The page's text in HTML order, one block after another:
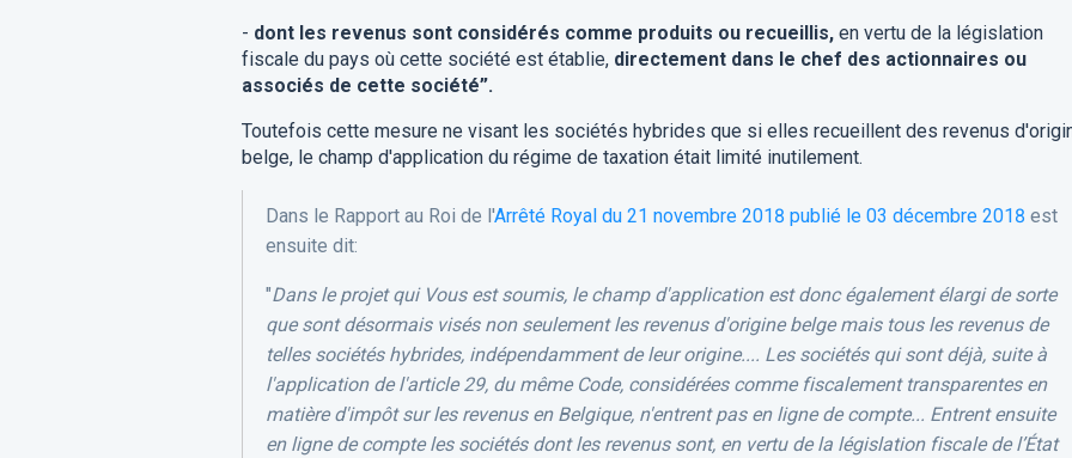
- dont les revenus sont considérés comme produits ou recueillis, en vertu de la législation
fiscale du pays où cette société est établie, directement dans le chef des actionnaires ou
associés de cette société”.
Toutefois cette mesure ne visant les sociétés hybrides que si elles recueillent des revenus
belge, le champ d'application du régime de taxation était limité inutilement.
Dans le Rapport au Roi de l'Arrêté Royal du 21 novembre 2018 publié le 03 décembre 2018 est
ensuite dit:
"Dans le projet qui Vous est soumis, le champ d'application est donc également élargi de sorte
que sont désormais visés non seulement les revenus d'origine belge mais tous les revenus de
telles sociétés hybrides, indépendamment de leur origine.... Les sociétés qui sont déjà, suite à
l'application de l'article 29, du même Code, considérées comme fiscalement transparentes en
matière d'impôt sur les revenus en Belgique, n'entrent pas en ligne de compte... Entrent ensuite
en ligne de compte les sociétés dont les revenus sont, en vertu de la législation fiscale de l’État